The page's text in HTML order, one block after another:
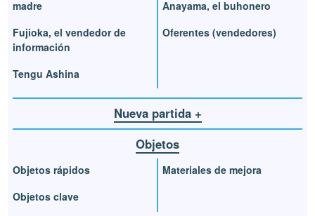
madre
Fujioka, el vendedor de
información
Tengu Ashina
Anayama, el buhonero
Oferentes (vendedores)
Nueva partida +
Objetos
Objetos rápidos
Objetos clave
Materiales de mejora